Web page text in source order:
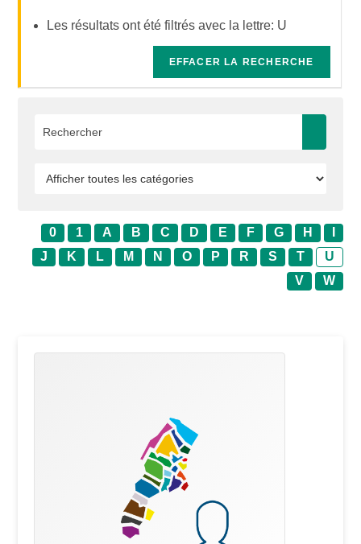
Les résultats ont été filtrés avec la lettre: U
EFFACER LA RECHERCHE
0 1 A B C D E F G H
J
K L M N O P R S T
U
V
W